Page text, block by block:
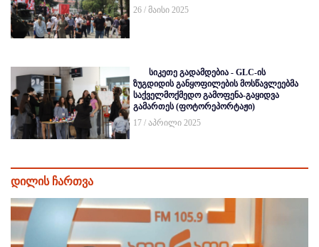
26 / მაისი 2025
სიკეთე გადამდებია - GLC-ის
ზუგდიდის განყოფილების მოსწავლეებმა
საქველმოქმედო გამოფენა-გაყიდვა
გამართეს (ფოტორეპორტაჟი)
17 / აპრილი 2025
დილის ჩართვა